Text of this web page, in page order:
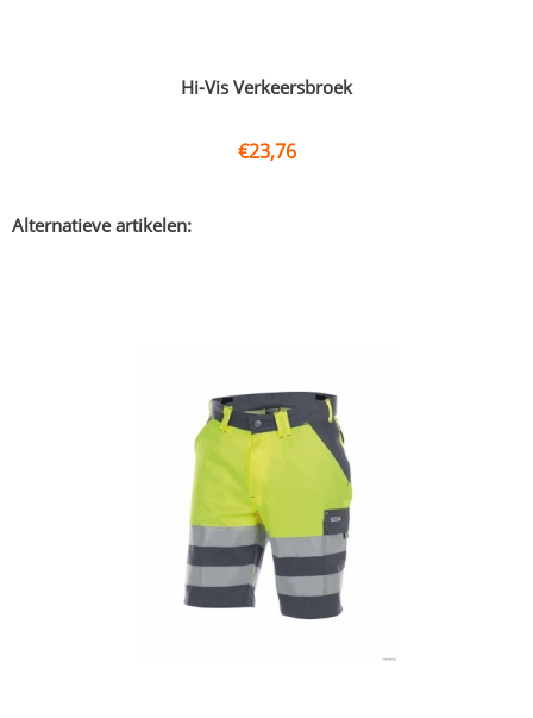
Hi-Vis Verkeersbroek
€23,76
Alternatieve artikelen: